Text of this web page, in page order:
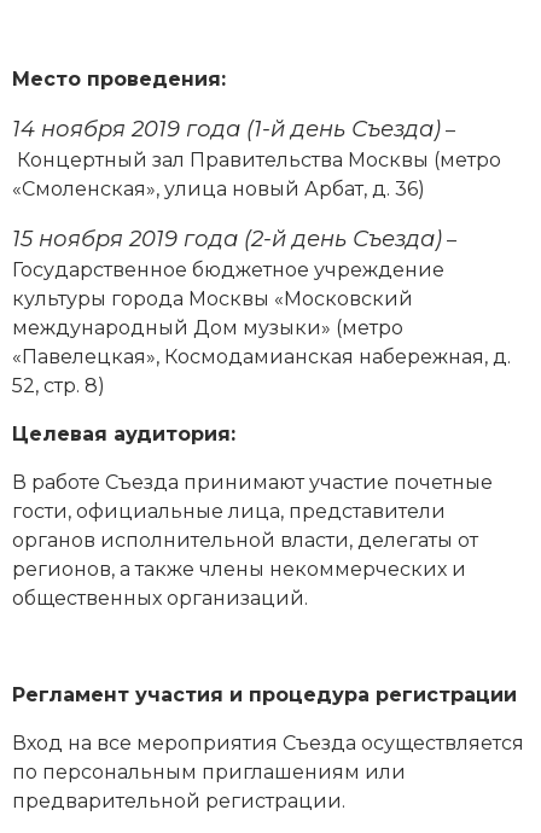
Место проведения:
14 ноября 2019 года (1-й день Съезда) –
Концертный зал Правительства Москвы (метро
«Смоленская», улица новый Арбат, д. 36)
15 ноября 2019 года (2-й день Съезда) –
Государственное бюджетное учреждение
культуры города Москвы «Московский
международный Дом музыки» (метро
«Павелецкая», Космодамианская набережная, д.
52, стр. 8)
Целевая аудитория:
В работе Съезда принимают участие почетные
гости, официальные лица, представители
органов исполнительной власти, делегаты от
регионов, а также члены некоммерческих и
общественных организаций.
Регламент участия и процедура регистрации
Вход на все мероприятия Съезда осуществляется
по персональным приглашениям или
предварительной регистрации.